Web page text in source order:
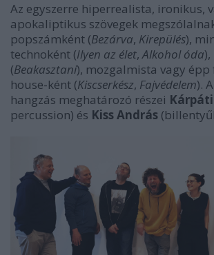
Az egyszerre hiperrealista, ironikus,
apokaliptikus szövegek
popszámként (Bezárva, Kirepülés),
technoként (Ilyen az élet,Alkohol óda
(Beakasztani), mozgalmista vagy épp
house-ként (Kiscserkész, Fajvédelem).
hangzás meghatározó részei
percussion) és Kiss András